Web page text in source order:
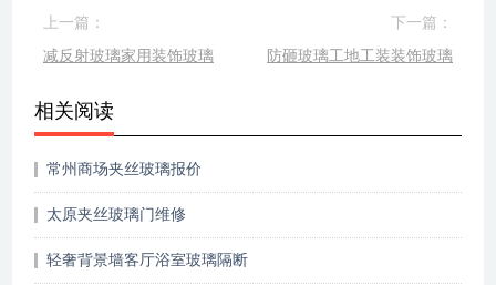
上一篇：
减反射玻璃家用装饰玻璃
下一篇：
防砸玻璃工地工装装饰玻璃
相关阅读
常州商场夹丝玻璃报价
太原夹丝玻璃门维修
轻奢背景墙客厅浴室玻璃隔断